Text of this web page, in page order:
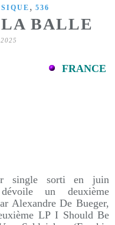
, 536
BALLE
FRANCE
single sorti en juin
un deuxième
Alexandre De Bueger,
LP I Should Be